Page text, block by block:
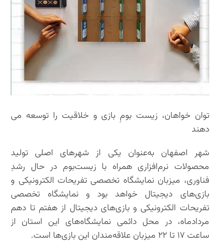
توان خواهان، زیست بومِ بازی و خلاقیت را توسعه می
دهند
شهر اصفهان به‌عنوان یکی از شهرهای اصلی تولید
محصولات نرم‌افزاری همراه با زیست‌بوم در حال رشدِ
فناوری، میزبان نمایشگاه تخصصی تفریحات الکترونیکی و
بازی‌های دیجیتال خواهد بود و نمایشگاه تخصصی
تفریحات الکترونیکی و بازی‌های دیجیتال از هفتم تا دهم
مردادماه، در محل دائمی نمایشگاه‌های این استان از
ساعت ۱۷ تا ۲۲ میزبان علاقه‌مندان این بازی‌ها است.